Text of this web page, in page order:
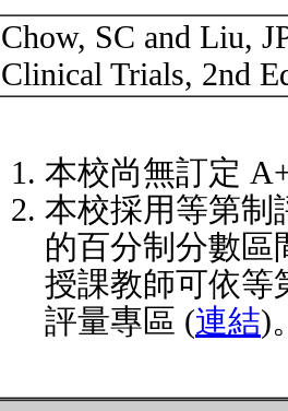
Chow, SC and Liu,
Clinical Trials, 2nd
本校尚無訂定
本校採用等第制
的百分制分數區
授課教師可依等
評量專區 (連結)